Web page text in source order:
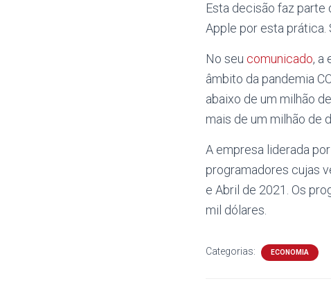
Esta decisão faz
Apple por esta prática.
No seu comunicado, a
âmbito da pandemia
abaixo de um milhão
mais de um milhão de
A empresa liderada
programadores cujas
e Abril de 2021. Os
mil dólares.
Categorias: ECONOMIA